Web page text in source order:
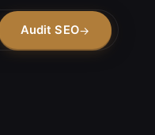
Audit SEO